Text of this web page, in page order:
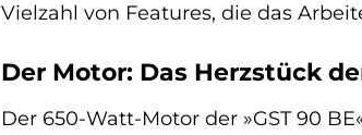
Vielzahl von Features, die das
Der Motor: Das Herzstück
Der 650-Watt-Motor der »GST 90